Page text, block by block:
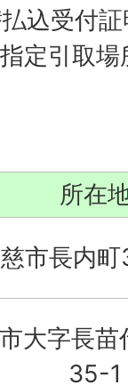
込受付
定引取
所在
市長内
大字長
35-1